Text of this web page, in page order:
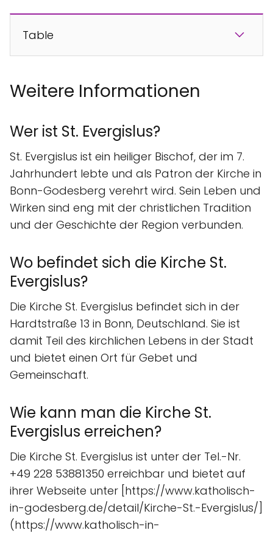
Table
Weitere Informationen
Wer ist St. Evergislus?
St. Evergislus ist ein heiliger Bischof, der im 7.
Jahrhundert lebte und als Patron der Kirche in
Bonn-Godesberg verehrt wird. Sein Leben und
Wirken sind eng mit der christlichen Tradition
und der Geschichte der Region verbunden.
Wo befindet sich die Kirche St.
Evergislus?
Die Kirche St. Evergislus befindet sich in der
Hardtstraße 13 in Bonn, Deutschland. Sie ist
damit Teil des kirchlichen Lebens in der Stadt
und bietet einen Ort für Gebet und
Gemeinschaft.
Wie kann man die Kirche St.
Evergislus erreichen?
Die Kirche St. Evergislus ist unter der Tel.-Nr.
+49 228 53881350 erreichbar und bietet auf
ihrer Webseite unter [https://www.katholisch-
in-godesberg.de/detail/Kirche-St.-Evergislus/]
(https://www.katholisch-in-